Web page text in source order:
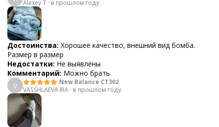
Alexey T · в прошлом году
Достоинства: Хорошее качество, внешний вид бомба.
Размер в размер
Недостатки: Не выявлены
Комментарий: Можно брать
V
New Balance CT302
VASSHLAEVA IRA · в прошлом году